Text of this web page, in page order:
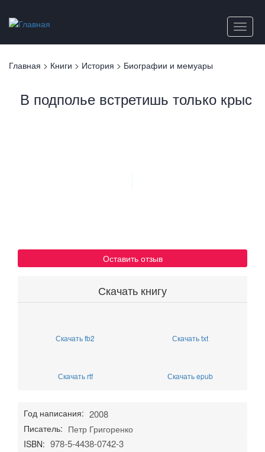
основному
содержанию
Toggle
Вы
Главная > Книги > История > Биографии и мемуары
В подполье встретишь только крыс
Оставить отзыв
Скачать книгу
Скачать fb2 Скачать txt
Скачать rtf Скачать epub
Год написания: 2008
Писатель: Петр Григоренко
ISBN: 978-5-4438-0742-3